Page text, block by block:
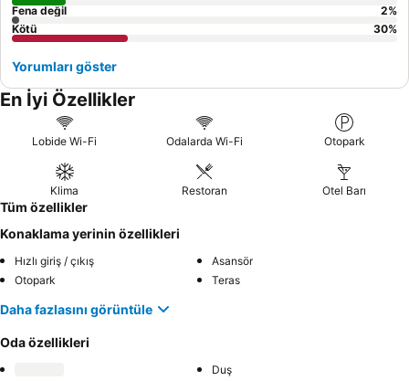
Fena değil
2%
Kötü
30%
Yorumları göster
En İyi Özellikler
Lobide Wi-Fi Odalarda Wi-Fi Otopark
Klima Restoran Otel Barı
Tüm özellikler
Konaklama yerinin özellikleri
Hızlı giriş / çıkış
Asansör
Otopark
Teras
Daha fazlasını görüntüle
Oda özellikleri
Duş